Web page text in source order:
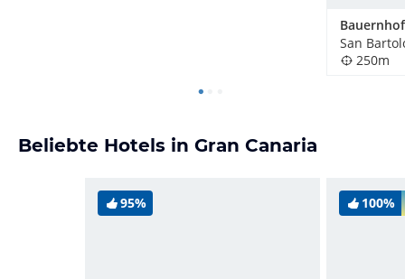
250m
Beliebte Hotels in Gran Canaria
95% 100%